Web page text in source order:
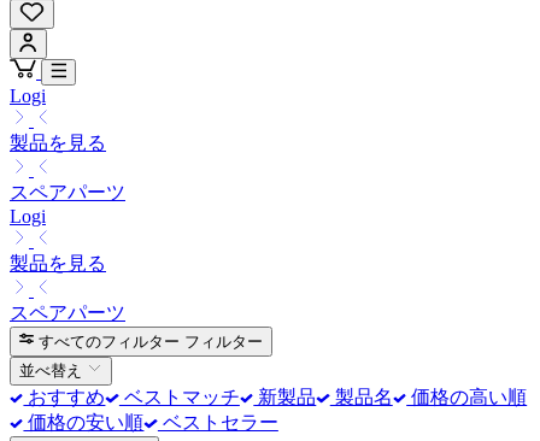
Logi
製品を見る
スペアパーツ
Logi
製品を見る
スペアパーツ
すべてのフィルター フィルター
並べ替え
おすすめ ベストマッチ 新製品 製品名
価格の高い順
価格の安い順
ベストセラー